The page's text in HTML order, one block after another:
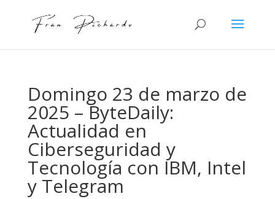
Domingo 23 de marzo de
2025 – ByteDaily:
Actualidad en
Ciberseguridad y
Tecnología con IBM, Intel
y Telegram